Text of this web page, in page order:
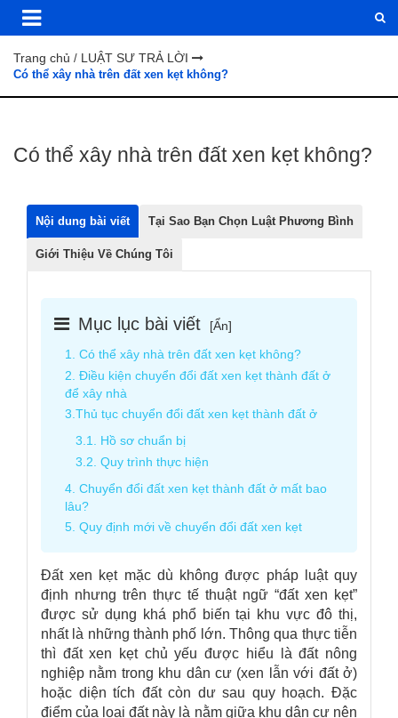
Trang chủ / LUẬT SƯ TRẢ LỜI
Có thể xây nhà trên đất xen kẹt không?
Có thể xây nhà trên đất xen kẹt không?
Nội dung bài viết Tại Sao Bạn Chọn Luật Phương Bình
Giới Thiệu Về Chúng Tôi
Mục lục bài viết [Ẩn]
1. Có thể xây nhà trên đất xen kẹt không?
2. Điều kiện chuyển đổi đất xen kẹt thành đất ở
để xây nhà
3.Thủ tục chuyển đổi đất xen kẹt thành đất ở
3.1. Hồ sơ chuẩn bị
3.2. Quy trình thực hiện
4. Chuyển đổi đất xen kẹt thành đất ở mất bao
lâu?
5. Quy định mới về chuyển đổi đất xen kẹt
Đất xen kẹt mặc dù không được pháp luật quy
định nhưng trên thực tế thuật ngữ “đất xen kẹt”
được sử dụng khá phổ biến tại khu vực đô thị,
nhất là những thành phố lớn. Thông qua thực tiễn
thì đất xen kẹt chủ yếu được hiểu là đất nông
nghiệp nằm trong khu dân cư (xen lẫn với đất ở)
hoặc diện tích đất còn dư sau quy hoạch. Đặc
điểm của loại đất này là nằm giữa khu dân cư nên